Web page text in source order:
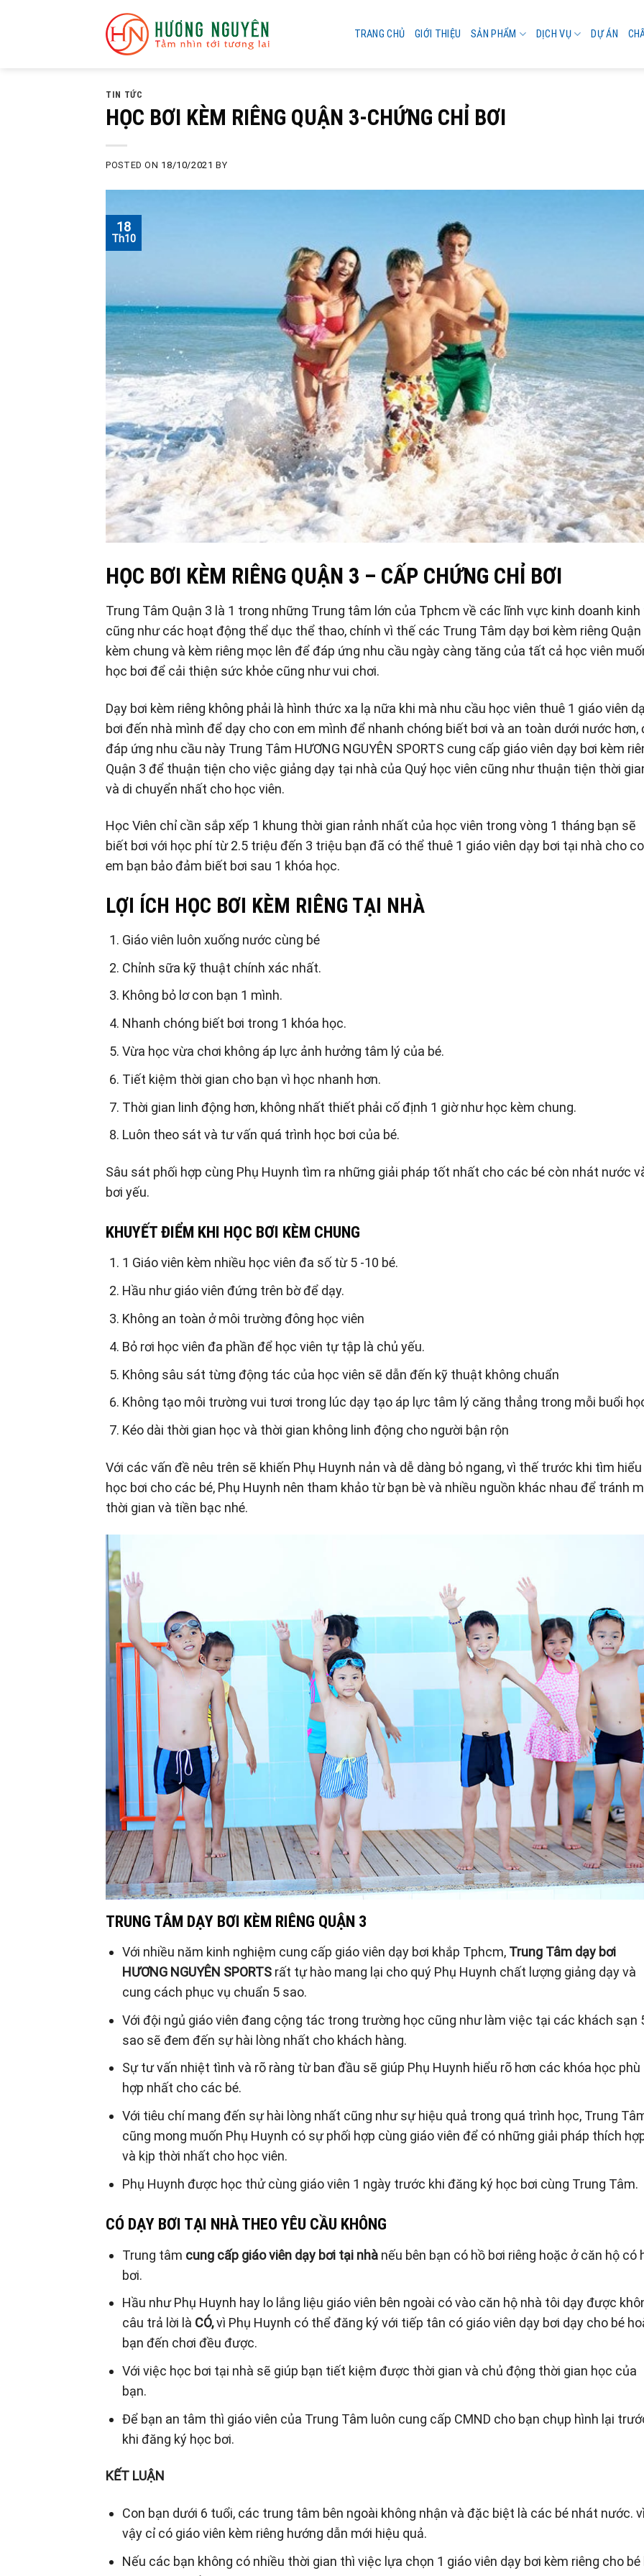
TRANG CHỦ GIỚI THIỆU SẢN PHẨM DỊCH VỤ DỰ ÁN
TIN TỨC
HỌC BƠI KÈM RIÊNG QUẬN 3-CHỨNG CHỈ BƠI
POSTED ON 18/10/2021 BY
18
Th10
HỌC BƠI KÈM RIÊNG QUẬN 3 – CẤP CHỨNG CHỈ BƠI
Trung Tâm Quận 3 là 1 trong những Trung tâm lớn của Tphcm về các lĩnh vực kinh doanh kinh
cũng như các hoạt động thể dục thể thao, chính vì thế các Trung Tâm dạy bơi kèm riêng Quận
kèm chung và kèm riêng mọc lên để đáp ứng nhu cầu ngày càng tăng của tất cả học viên
học bơi để cải thiện sức khỏe cũng như vui chơi.
Dạy bơi kèm riêng không phải là hình thức xa lạ nữa khi mà nhu cầu học viên thuê 1 giáo viên
bơi đến nhà mình để dạy cho con em mình để nhanh chóng biết bơi và an toàn dưới nước hơn,
đáp ứng nhu cầu này Trung Tâm HƯƠNG NGUYÊN SPORTS cung cấp giáo viên dạy bơi kèm
Quận 3 để thuận tiện cho việc giảng dạy tại nhà của Quý học viên cũng như thuận tiện thời
và di chuyển nhất cho học viên.
Học Viên chỉ cần sắp xếp 1 khung thời gian rảnh nhất của học viên trong vòng 1 tháng bạn sẽ
biết bơi với học phí từ 2.5 triệu đến 3 triệu bạn đã có thể thuê 1 giáo viên dạy bơi tại nhà cho
em bạn bảo đảm biết bơi sau 1 khóa học.
LỢI ÍCH HỌC BƠI KÈM RIÊNG TẠI NHÀ
Giáo viên luôn xuống nước cùng bé
Chỉnh sữa kỹ thuật chính xác nhất.
Không bỏ lơ con bạn 1 mình.
Nhanh chóng biết bơi trong 1 khóa học.
Vừa học vừa chơi không áp lực ảnh hưởng tâm lý của bé.
Tiết kiệm thời gian cho bạn vì học nhanh hơn.
Thời gian linh động hơn, không nhất thiết phải cố định 1 giờ như học kèm chung.
Luôn theo sát và tư vấn quá trình học bơi của bé.
Sâu sát phối hợp cùng Phụ Huynh tìm ra những giải pháp tốt nhất cho các bé còn nhát nước
bơi yếu.
KHUYẾT ĐIỂM KHI HỌC BƠI KÈM CHUNG
1 Giáo viên kèm nhiều học viên đa số từ 5 -10 bé.
Hầu như giáo viên đứng trên bờ để dạy.
Không an toàn ở môi trường đông học viên
Bỏ rơi học viên đa phần để học viên tự tập là chủ yếu.
Không sâu sát từng động tác của học viên sẽ dẫn đến kỹ thuật không chuẩn
Không tạo môi trường vui tươi trong lúc dạy tạo áp lực tâm lý căng thẳng trong mỗi buổi
Kéo dài thời gian học và thời gian không linh động cho người bận rộn
Với các vấn đề nêu trên sẽ khiến Phụ Huynh nản và dễ dàng bỏ ngang, vì thế trước khi tìm hiểu
học bơi cho các bé, Phụ Huynh nên tham khảo từ bạn bè và nhiều nguồn khác nhau để tránh
thời gian và tiền bạc nhé.
TRUNG TÂM DẠY BƠI KÈM RIÊNG QUẬN 3
Với nhiều năm kinh nghiệm cung cấp giáo viên dạy bơi khắp Tphcm, Trung Tâm dạy bơi
HƯƠNG NGUYÊN SPORTS rất tự hào mang lại cho quý Phụ Huynh chất lượng giảng dạy và
cung cách phục vụ chuẩn 5 sao.
Với đội ngủ giáo viên đang cộng tác trong trường học cũng như làm việc tại các khách sạn
sao sẽ đem đến sự hài lòng nhất cho khách hàng.
Sự tư vấn nhiệt tình và rõ ràng từ ban đầu sẽ giúp Phụ Huynh hiểu rõ hơn các khóa học phù
hợp nhất cho các bé.
Với tiêu chí mang đến sự hài lòng nhất cũng như sự hiệu quả trong quá trình học, Trung
cũng mong muốn Phụ Huynh có sự phối hợp cùng giáo viên để có những giải pháp thích
và kịp thời nhất cho học viên.
Phụ Huynh được học thử cùng giáo viên 1 ngày trước khi đăng ký học bơi cùng Trung Tâm.
CÓ DẠY BƠI TẠI NHÀ THEO YÊU CẦU KHÔNG
Trung tâm cung cấp giáo viên dạy bơi tại nhà nếu bên bạn có hồ bơi riêng hoặc ở căn hộ có
bơi.
Hầu như Phụ Huynh hay lo lắng liệu giáo viên bên ngoài có vào căn hộ nhà tôi dạy được
câu trả lời là CÓ,vì Phụ Huynh có thể đăng ký với tiếp tân có giáo viên dạy bơi dạy cho bé
bạn đến chơi đều được.
Với việc học bơi tại nhà sẽ giúp bạn tiết kiệm được thời gian và chủ động thời gian học của
bạn.
Để bạn an tâm thì giáo viên của Trung Tâm luôn cung cấp CMND cho bạn chụp hình lại
khi đăng ký học bơi.
KẾT LUẬN
Con bạn dưới 6 tuổi, các trung tâm bên ngoài không nhận và đặc biệt là các bé nhát nước. vì
vậy cỉ có giáo viên kèm riêng hướng dẫn mới hiệu quả.
Nếu các bạn không có nhiều thời gian thì việc lựa chọn 1 giáo viên dạy bơi kèm riêng cho bé